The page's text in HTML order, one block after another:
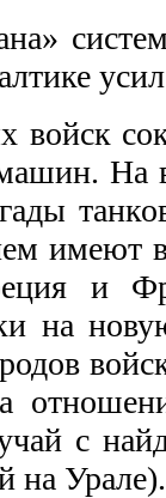
войск
На
имеют в
и
на
родов
с
на Урале).